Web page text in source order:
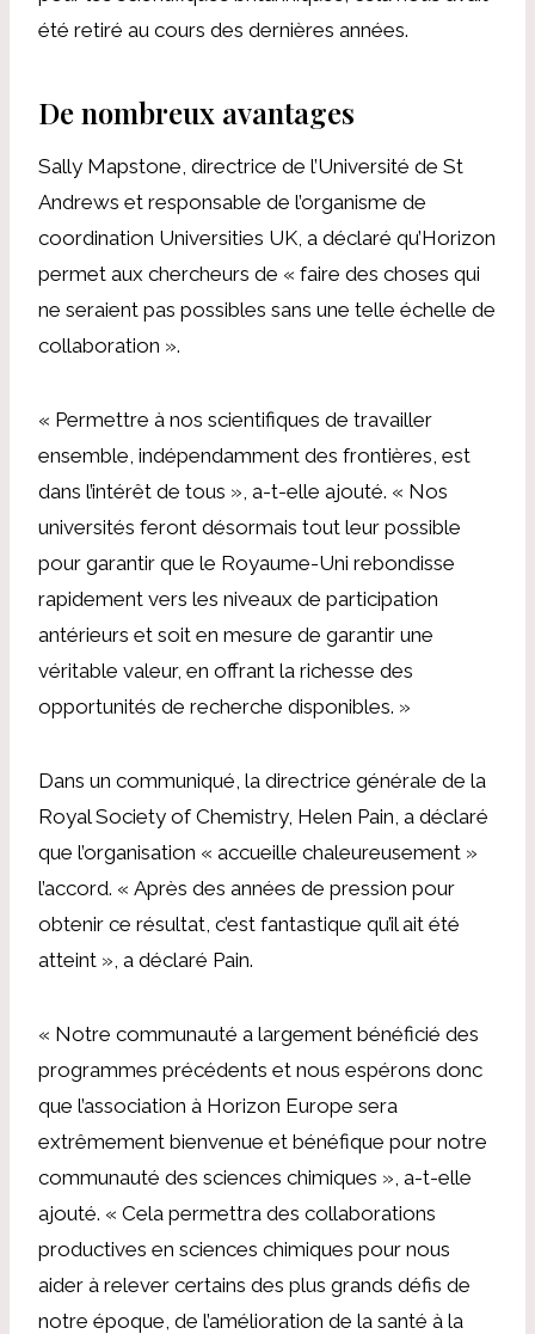
été retiré au cours des dernières années.
De nombreux avantages
Sally Mapstone, directrice de l’Université de St
Andrews et responsable de l’organisme de
coordination Universities UK, a déclaré qu’Horizon
permet aux chercheurs de « faire des choses qui
ne seraient pas possibles sans une telle échelle de
collaboration ».
« Permettre à nos scientifiques de travailler
ensemble, indépendamment des frontières, est
dans l’intérêt de tous », a-t-elle ajouté. « Nos
universités feront désormais tout leur possible
pour garantir que le Royaume-Uni rebondisse
rapidement vers les niveaux de participation
antérieurs et soit en mesure de garantir une
véritable valeur, en offrant la richesse des
opportunités de recherche disponibles. »
Dans un communiqué, la directrice générale de la
Royal Society of Chemistry, Helen Pain, a déclaré
que l’organisation « accueille chaleureusement »
l’accord. « Après des années de pression pour
obtenir ce résultat, c’est fantastique qu’il ait été
atteint », a déclaré Pain.
« Notre communauté a largement bénéficié des
programmes précédents et nous espérons donc
que l’association à Horizon Europe sera
extrêmement bienvenue et bénéfique pour notre
communauté des sciences chimiques », a-t-elle
ajouté. « Cela permettra des collaborations
productives en sciences chimiques pour nous
aider à relever certains des plus grands défis de
notre époque, de l’amélioration de la santé à la